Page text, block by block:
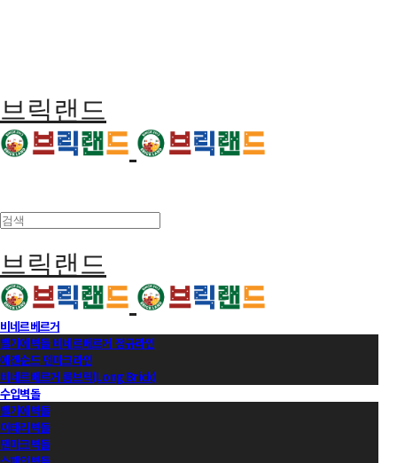
브릭랜드
브릭랜드
비네르베르거
벨기에벽돌 비네르베르거 정규라인
에겐순드 덴마크라인
비네르베르거 롱브릭(Long Brick)
수입벽돌
벨기에벽돌
이태리벽돌
덴마크벽돌